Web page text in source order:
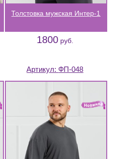
Толстовка мужская Интер-1
1800руб.
Артикул:ФП-048